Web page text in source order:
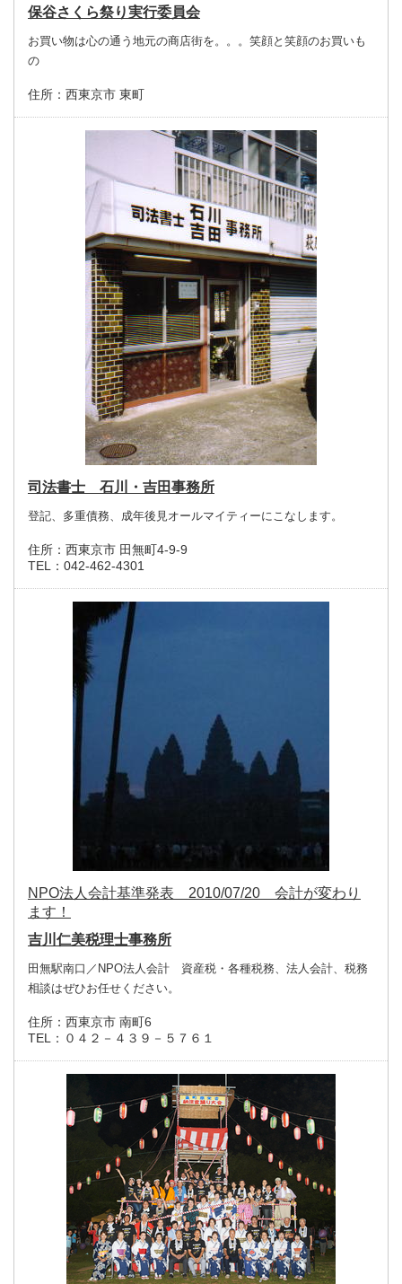
保谷さくら祭り実行委員会
お買い物は心の通う地元の商店街を。。。笑顔と笑顔のお買いも
の
住所： 西東京市 東町
司法書士 石川・吉田事務所
登記、多重債務、成年後見オールマイティーにこなします。
住所： 西東京市 田無町4-9-9
TEL： 042-462-4301
NPO法人会計基準発表 2010/07/20 会計が変わり
ます！
吉川仁美税理士事務所
田無駅南口／NPO法人会計 資産税・各種税務、法人会計、税務
相談はぜひお任せください。
住所： 西東京市 南町6
TEL： ０４２－４３９－５７６１